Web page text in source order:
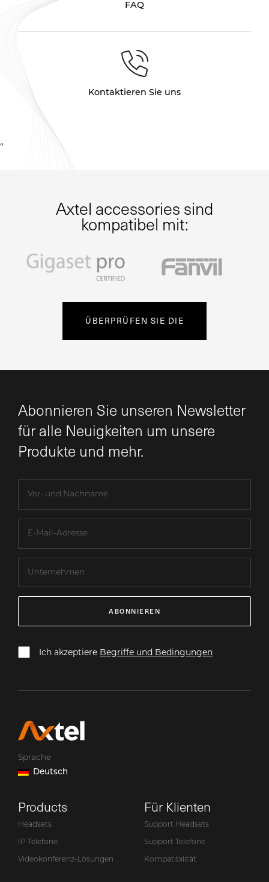
FAQ
Kontaktieren Sie uns
“
Axtel accessories sind
kompatibel mit:
ÜBERPRÜFEN SIE DIE
Abonnieren Sie unseren Newsletter
für alle Neuigkeiten um unsere
Produkte und mehr.
ABONNIEREN
Ich akzeptiere Begriffe und Bedingungen
Sprache
Deutsch
Products
Headsets
IP Telefone
Videokonferenz-Lösungen
Für Klienten
Support Headsets
Support Telefone
Kompatibilität